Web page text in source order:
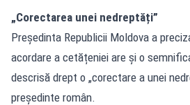
„Corectarea unei nedreptăți”
Președinta Republicii Moldova a
acordare a cetățeniei are și o
descrisă drept o „corectare a unei
președinte român.